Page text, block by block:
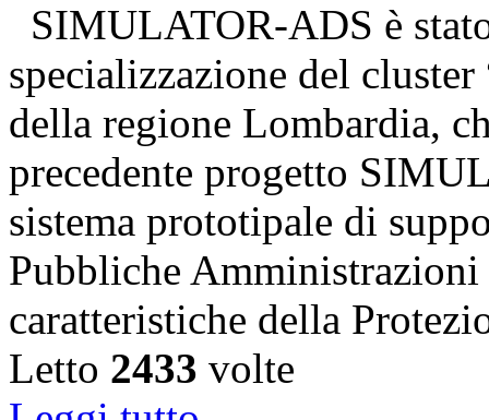
SIMULATOR-ADS è
specializzazione del
della regione Lombardia,
precedente progetto
sistema prototipale di
Pubbliche
caratteristiche della
Letto 2433 volte